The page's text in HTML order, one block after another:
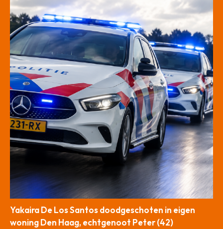
Yakaira De Los Santos doodgeschoten in eigen
woning Den Haag, echtgenoot Peter (42)